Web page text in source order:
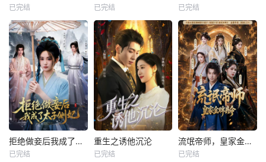
已完结 已完结 已完结
拒绝做妾后我成了太子侧妃
已完结
重生之诱他沉沦
已完结
流氓帝师，皇家金牌县令
已完结